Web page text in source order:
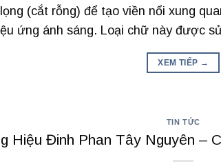
(cắt rỗng) để tạo viền nổi xung
ứng ánh sáng. Loại chữ này được
XEM TIẾP →
TIN TỨC
Hiệu Đinh Phan Tây Nguyên –